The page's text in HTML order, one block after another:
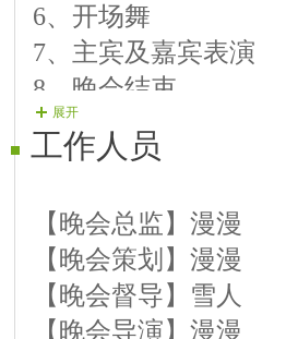
6、开场舞
7、主宾及嘉宾表演
8、晚会结束
9、终场互动刷奖
展开
工作人员
【晚会总监】漫漫
【晚会策划】漫漫
【晚会督导】雪人
【晚会导演】漫漫